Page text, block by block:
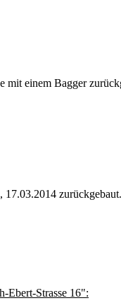
mit einem Bagger
zurückgebaut.
Ebert-Strasse 16":